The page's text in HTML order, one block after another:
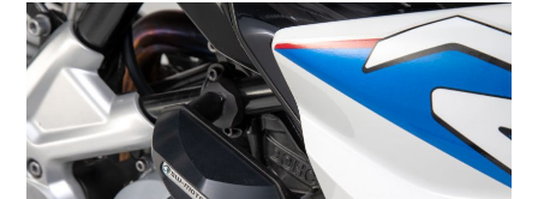
HUSQVANA INDIAN KTM LiveWire
MOTO GUZZI MOTO MORINI
MV AGUSTA ROYAL ENFIELD
TRIUMPH